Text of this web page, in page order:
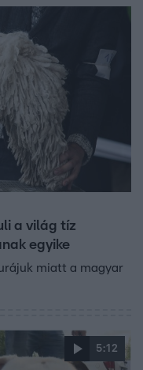
a világ tíz
egyike
miatt a magyar
5:12